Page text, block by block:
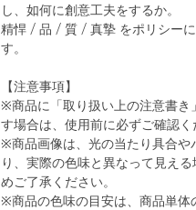
し、如何に創意工夫をするか。
精悍 / 品 / 質 / 真摯 をポリシー
す。
【注意事項】
※商品に「取り扱い上の注意書き
す場合は、使用前に必ずご確認く
※商品画像は、光の当たり具合や
り、実際の色味と異なって見え
めご了承ください。
※商品の色味の目安は、商品単体